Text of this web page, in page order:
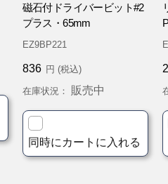
磁石付ドライバービット#2
プラス・65mm
EZ9BP221
836 円 (税込)
在庫状況： 販売中
同時にカートに入れる